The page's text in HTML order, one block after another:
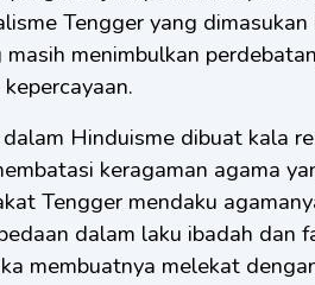
Tengger yang dimasukan
menimbulkan
Hinduisme dibuat kala
keragaman agama
Tengger mendaku
dalam laku ibadah dan
membuatnya melekat